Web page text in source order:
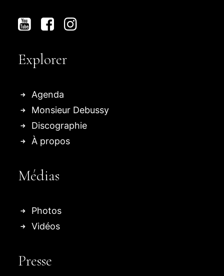
Explorer
Agenda
Monsieur Debussy
Discographie
À propos
Médias
Photos
Vidéos
Presse